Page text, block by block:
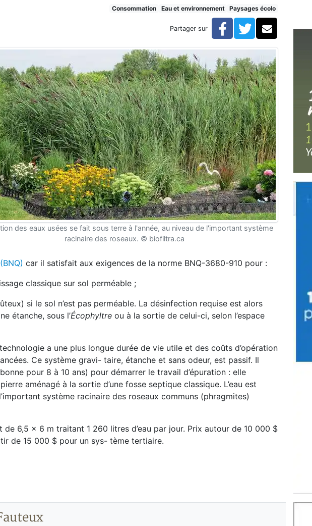
Consommation Eau et environnement Paysages écolo
Partager sur Facebook
TwitterCourriel
des eaux usées se fait sous terre à l'année, au niveau de l'important système
racinaire des roseaux. © biofiltra.ca
car il satisfait aux exigences de la norme BNQ-3680-910 pour :
classique sur sol perméable ;
si le sol n’est pas perméable. La désinfection requise est alors
étanche, sous l’Écophyltre ou à la sortie de celui-ci, selon l’espace
a une plus longue durée de vie utile et des coûts d’opération
Ce système gravi- taire, étanche et sans odeur, est passif. Il
pour 8 à 10 ans) pour démarrer le travail d’épuration : elle
aménagé à la sortie d’une fosse septique classique. L’eau est
système racinaire des roseaux communs (phragmites)
6,5 x 6 m traitant 1 260 litres d’eau par jour. Prix autour de 10 000 $
de 15 000 $ pour un sys- tème tertiaire.